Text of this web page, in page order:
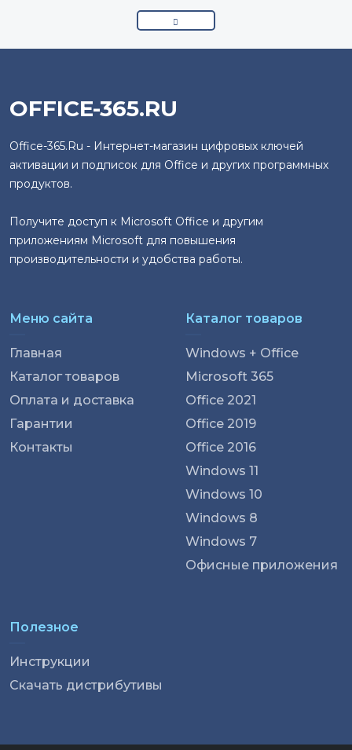
OFFICE-365.RU
Office-365.Ru - Интернет-магазин цифровых ключей
активации и подписок для Office и других программных
продуктов.
Получите доступ к Microsoft Office и другим
приложениям Microsoft для повышения
производительности и удобства работы.
Меню сайта
Главная
Каталог товаров
Оплата и доставка
Гарантии
Контакты
Каталог товаров
Windows + Office
Microsoft 365
Office 2021
Office 2019
Office 2016
Windows 11
Windows 10
Windows 8
Windows 7
Офисные приложения
Полезное
Инструкции
Скачать дистрибутивы